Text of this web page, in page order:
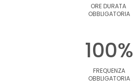
ORE DURATA
OBBLIGATORIA
100%
FREQUENZA
OBBLIGATORIA